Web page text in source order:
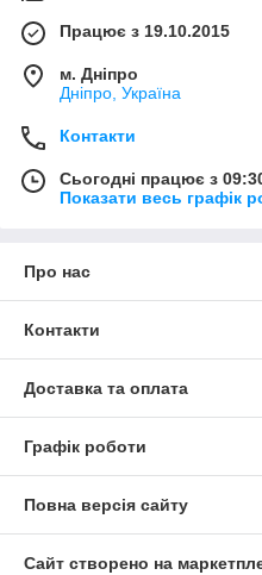
Працює з 19.10.2015
м. Дніпро
Дніпро, Україна
Контакти
Сьогодні працює з
Показати весь графік
Про нас
Контакти
Доставка та оплата
Графік роботи
Повна версія сайту
Сайт створено на